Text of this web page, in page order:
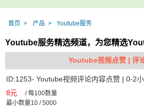
首页 产品 Youtube服务
Youtube服务精选频道，为您精选
Youtube视频点赞 | 评
ID:1253- Youtube视频评论内容点赞 | 0-2
8元 /每100数量
最小数量10 / 5000